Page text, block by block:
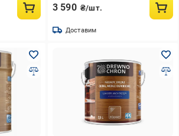
3 590 ₴/шт.
Доставим